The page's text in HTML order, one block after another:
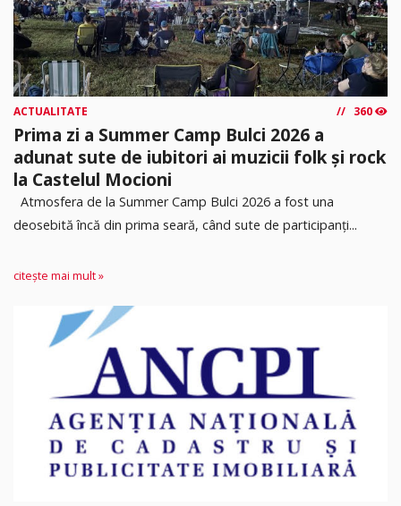
ACTUALITATE 360
Prima zi a Summer Camp Bulci 2026 a
adunat sute de iubitori ai muzicii folk și rock
la Castelul Mocioni
Atmosfera de la Summer Camp Bulci 2026 a fost una
deosebită încă din prima seară, când sute de participanți...
citește mai mult »